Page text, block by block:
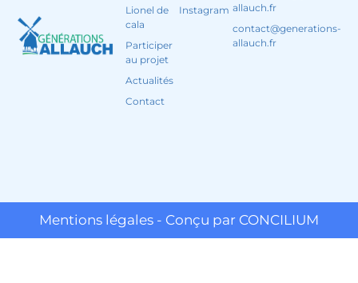
Instagram
Lionel de
cala
Participer
au projet
Actualités
Contact
allauch.fr
contact@generations-
allauch.fr
Mentions légales - Conçu par CONCILIUM